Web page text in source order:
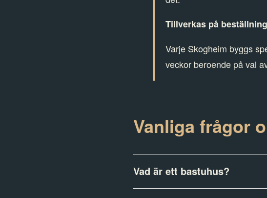
Tillverkas på beställning
Varje Skogheim byggs
veckor beroende på val
Vanliga frågor
Vad är ett bastuhus?